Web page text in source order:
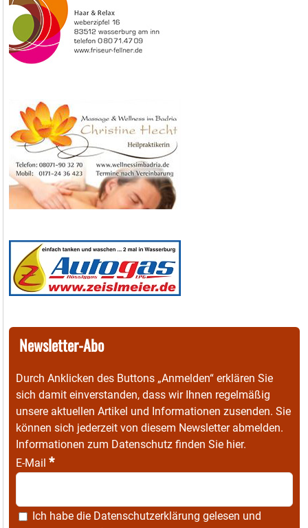
Newsletter-Abo
Durch Anklicken des Buttons „Anmelden“ erklären Sie
sich damit einverstanden, dass wir Ihnen regelmäßig
unsere aktuellen Artikel und Informationen zusenden. Sie
können sich jederzeit von diesem Newsletter abmelden.
Informationen zum Datenschutz finden Sie hier.
E-Mail *
Ich habe die Datenschutzerklärung gelesen und